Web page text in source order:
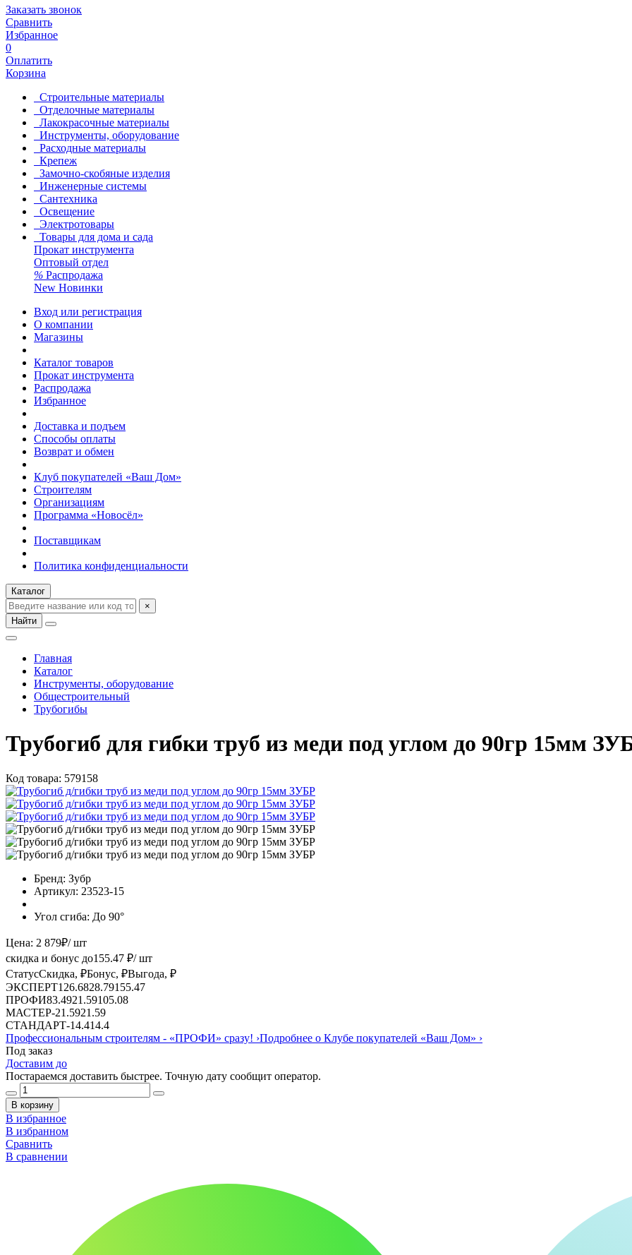
Заказать звонок
Сравнить
Избранное
0
Оплатить
Корзина
Строительные материалы
Отделочные материалы
Лакокрасочные материалы
Инструменты, оборудование
Расходные материалы
Крепеж
Замочно-скобяные изделия
Инженерные системы
Сантехника
Освещение
Электротовары
Товары для дома и сада
Прокат инструмента
Оптовый отдел
% Распродажа
New Новинки
Вход или регистрация
О компании
Магазины
Каталог товаров
Прокат инструмента
Распродажа
Избранное
Доставка и подъем
Способы оплаты
Возврат и обмен
Клуб покупателей «Ваш Дом»
Строителям
Организациям
Программа «Новосёл»
Поставщикам
Политика конфиденциальности
Каталог
×
Найти
Главная
Каталог
Инструменты, оборудование
Общестроительный
Трубогибы
Трубогиб для гибки труб из меди под углом до 90гр 15мм
Код товара: 579158
Бренд: Зубр
Артикул: 23523-15
Угол сгиба: До 90°
Цена: 2 879₽/ шт
скидка и бонус до155.47 ₽/ шт
СтатусСкидка, ₽Бонус, ₽Выгода, ₽
ЭКСПЕРТ126.6828.79155.47
ПРОФИ83.4921.59105.08
МАСТЕР-21.5921.59
СТАНДАРТ-14.414.4
Профессиональным строителям - «ПРОФИ» сразу! ›Подробнее о Клубе покупателей «Ваш Дом» ›
Под заказ
Доставим до
Постараемся доставить быстрее. Точную дату сообщит оператор.
В корзину
В избранное
В избранном
Сравнить
В сравнении